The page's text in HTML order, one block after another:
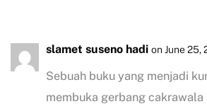
slamet suseno hadi on June 25,
Sebuah buku yang menjadi
membuka gerbang cakrawala